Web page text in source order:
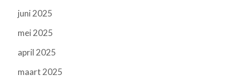
juni 2025
mei 2025
april 2025
maart 2025